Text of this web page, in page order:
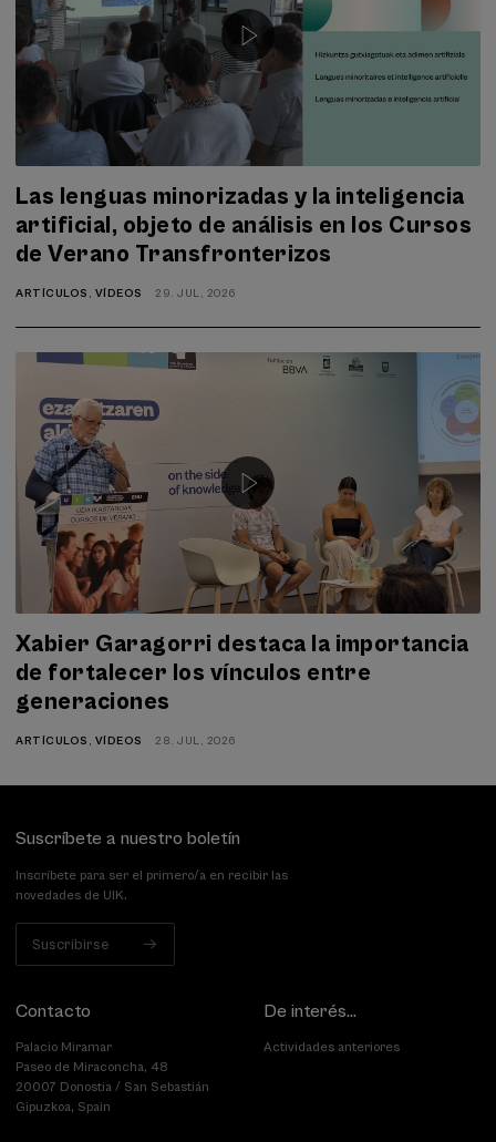
Las lenguas minorizadas y la inteligencia
artificial, objeto de análisis en los Cursos
de Verano Transfronterizos
ARTÍCULOS , VÍDEOS 29. JUL, 2026
Xabier Garagorri destaca la importancia
de fortalecer los vínculos entre
generaciones
ARTÍCULOS , VÍDEOS 28. JUL, 2026
Suscríbete a nuestro boletín
Inscríbete para ser el primero/a en recibir las
novedades de UIK.
Suscribirse
Contacto
Palacio Miramar
Paseo de Miraconcha, 48
20007 Donostia / San Sebastián
Gipuzkoa, Spain
De interés...
Actividades anteriores